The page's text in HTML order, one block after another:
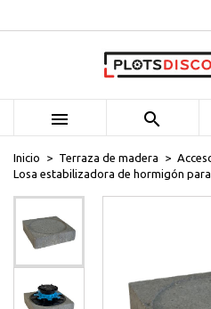
 
Inicio Terraza de madera
Losa estabilizadora de hormigón